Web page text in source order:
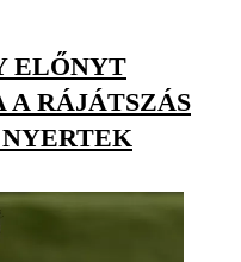
ELŐNYT
A RÁJÁTSZÁS